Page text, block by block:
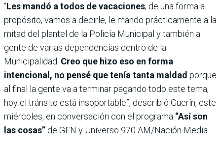
“Les mandó a todos de vacaciones, de una forma a
propósito, vamos a decirle, le mando prácticamente a la
mitad del plantel de la Policía Municipal y también a
gente de varias dependencias dentro de la
Municipalidad. Creo que hizo eso en forma
intencional, no pensé que tenía tanta maldad porque
al final la gente va a terminar pagando todo este tema,
hoy el tránsito está insoportable”, describió Guerín, este
miércoles, en conversación con el programa “Así son
las cosas” de GEN y Universo 970 AM/Nación Media.